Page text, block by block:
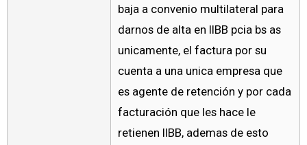
baja a convenio multilateral para
darnos de alta en IIBB pcia bs as
unicamente, el factura por su
cuenta a una unica empresa que
es agente de retención y por cada
facturación que les hace le
retienen IIBB, ademas de esto